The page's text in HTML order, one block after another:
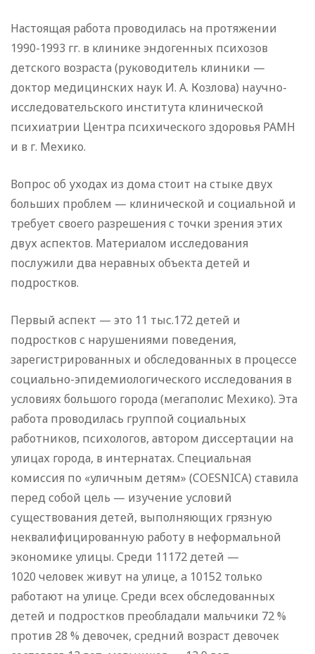
Настоящая работа проводилась на протяжении
1990-1993 гг. в клинике эндогенных психозов
детского возраста (руководитель клиники —
доктор медицинских наук И. А. Козлова) научно-
исследовательского института клинической
психиатрии Центра психического здоровья РАМН
и в г. Мехико.
Вопрос об уходах из дома стоит на стыке двух
больших проблем — клинической и социальной и
требует своего разрешения с точки зрения этих
двух аспектов. Материалом исследования
послужили два неравных объекта детей и
подростков.
Первый аспект — это 11 тыс.172 детей и
подростков с нарушениями поведения,
зарегистрированных и обследованных в процессе
социально-эпидемиологического исследования в
условиях большого города (мегаполис Мехико). Эта
работа проводилась группой социальных
работников, психологов, автором диссертации на
улицах города, в интернатах. Специальная
комиссия по «уличным детям» (COESNICA) ставила
перед собой цель — изучение условий
существования детей, выполняющих грязную
неквалифицированную работу в неформальной
экономике улицы. Среди 11172 детей —
1020 человек живут на улице, a 10152 только
работают на улице. Среди всех обследованных
детей и подростков преобладали мальчики 72 %
против 28 % девочек, средний возраст девочек